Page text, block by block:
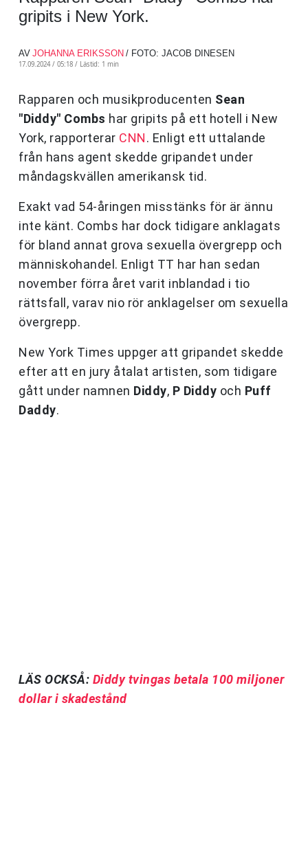
gripits i New York.
AV JOHANNA ERIKSSON / FOTO: JACOB DINESEN
17.09.2024 / 05:18 / Lästid: 1 min
Rapparen och musikproducenten Sean
"Diddy" Combs har gripits på ett hotell i New
York, rapporterar CNN. Enligt ett uttalande
från hans agent skedde gripandet under
måndagskvällen amerikansk tid.
Exakt vad 54-åringen misstänks för är ännu
inte känt. Combs har dock tidigare anklagats
för bland annat grova sexuella övergrepp och
människohandel. Enligt TT har han sedan
november förra året varit inblandad i tio
rättsfall, varav nio rör anklagelser om sexuella
övergrepp.
New York Times uppger att gripandet skedde
efter att en jury åtalat artisten, som tidigare
gått under namnen Diddy, P Diddy och Puff
Daddy.
LÄS OCKSÅ: Diddy tvingas betala 100 miljoner
dollar i skadestånd